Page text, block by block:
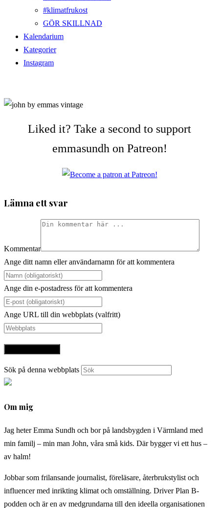
#klimatfrukost
GÖR SKILLNAD
Kalendarium
Kategorier
Instagram
Liked it? Take a second to support
emmasundh on Patreon!
Lämna ett svar
Kommentar
Ange ditt namn eller användarnamn för att kommentera
Ange din e-postadress för att kommentera
Ange URL till din webbplats (valfritt)
Sök på denna webbplats
Om mig
Jag heter Emma Sundh och bor på landsbygden i Värmland med
min familj – min man John, våra små kids. Där bygger vi ett hus –
av halm!
Jobbar som frilansande journalist, föreläsare, återbrukstylist och
influencer med inrikting klimat och omställning. Driver Plan B-
podden och är en av medgrundarna till den ideella organisationen